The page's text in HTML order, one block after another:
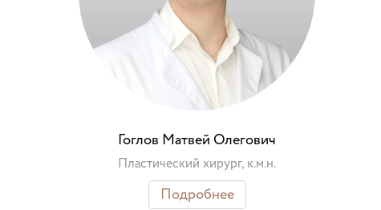
Гоглов Матвей Олегович
Пластический хирург, к.м.н.
Подробнее